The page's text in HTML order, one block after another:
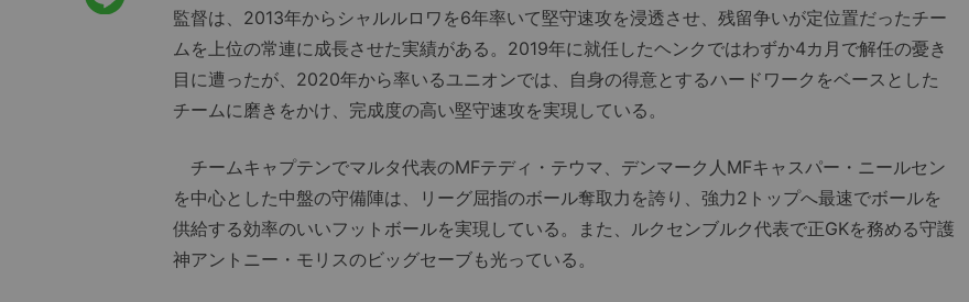
監督は、2013年からシャルルロワを6年率いて堅守速攻を浸透させ、残留争いが定位置だったチー
ムを上位の常連に成長させた実績がある。2019年に就任したヘンクではわずか4カ月で解任の憂き
目に遭ったが、2020年から率いるユニオンでは、自身の得意とするハードワークをベースとした
チームに磨きをかけ、完成度の高い堅守速攻を実現している。
チームキャプテンでマルタ代表のMFテディ・テウマ、デンマーク人MFキャスパー・ニールセン
を中心とした中盤の守備陣は、リーグ屈指のボール奪取力を誇り、強力2トップへ最速でボールを
供給する効率のいいフットボールを実現している。また、ルクセンブルク代表で正GKを務める守護
神アントニー・モリスのビッグセーブも光っている。